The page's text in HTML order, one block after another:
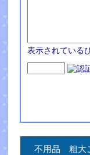
表示されている
不用品 粗大